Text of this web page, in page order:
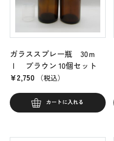
ガラススプレー瓶 30ｍ
ｌ ブラウン 10個セット
¥2,750 （税込）
カートに入れる